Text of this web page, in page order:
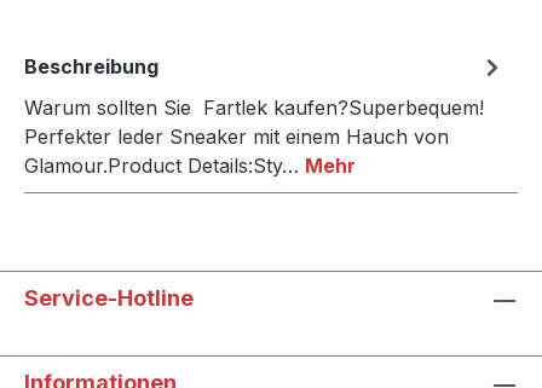
Beschreibung
Warum sollten Sie Fartlek kaufen?Superbequem!
Perfekter leder Sneaker mit einem Hauch von
Glamour.Product Details:Sty… Mehr
Service-Hotline
Informationen